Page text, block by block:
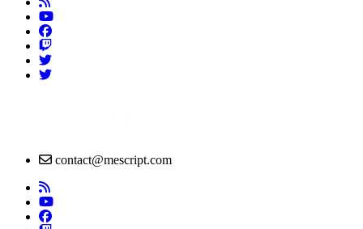
contact@mescript.com